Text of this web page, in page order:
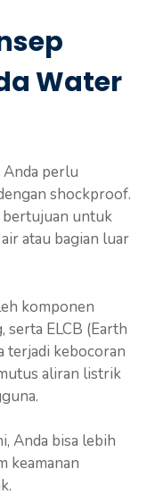
Water
perlu
shockproof.
bertujuan untuk
atau bagian luar
komponen
ELCB (Earth
terjadi kebocoran
aliran listrik
Anda bisa lebih
keamanan